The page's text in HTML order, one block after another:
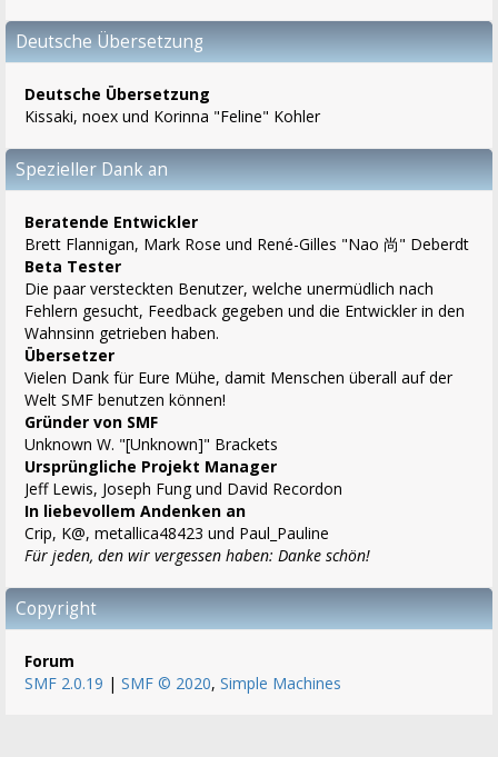
Deutsche Übersetzung
Deutsche Übersetzung
Kissaki, noex und Korinna "Feline" Kohler
Spezieller Dank an
Beratende Entwickler
Brett Flannigan, Mark Rose und René-Gilles "Nao 尚" Deberdt
Beta Tester
Die paar versteckten Benutzer, welche unermüdlich nach
Fehlern gesucht, Feedback gegeben und die Entwickler in den
Wahnsinn getrieben haben.
Übersetzer
Vielen Dank für Eure Mühe, damit Menschen überall auf der
Welt SMF benutzen können!
Gründer von SMF
Unknown W. "[Unknown]" Brackets
Ursprüngliche Projekt Manager
Jeff Lewis, Joseph Fung und David Recordon
In liebevollem Andenken an
Crip, K@, metallica48423 und Paul_Pauline
Für jeden, den wir vergessen haben: Danke schön!
Copyright
Forum
SMF 2.0.19 | SMF © 2020, Simple Machines